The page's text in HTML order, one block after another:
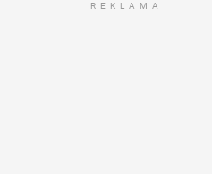
REKLAMA